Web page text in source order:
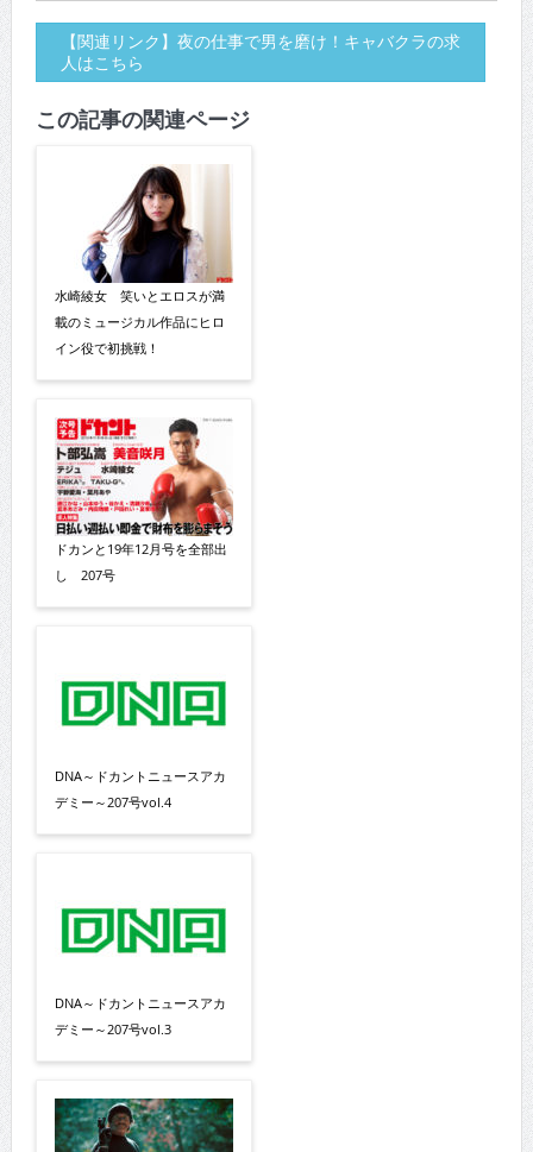
【関連リンク】夜の仕事で男を磨け！キャバクラの求
人はこちら
この記事の関連ページ
水崎綾女 笑いとエロスが満
載のミュージカル作品にヒロ
イン役で初挑戦！
ドカンと19年12月号を全部出
し 207号
DNA～ドカントニュースアカ
デミー～207号vol.4
DNA～ドカントニュースアカ
デミー～207号vol.3